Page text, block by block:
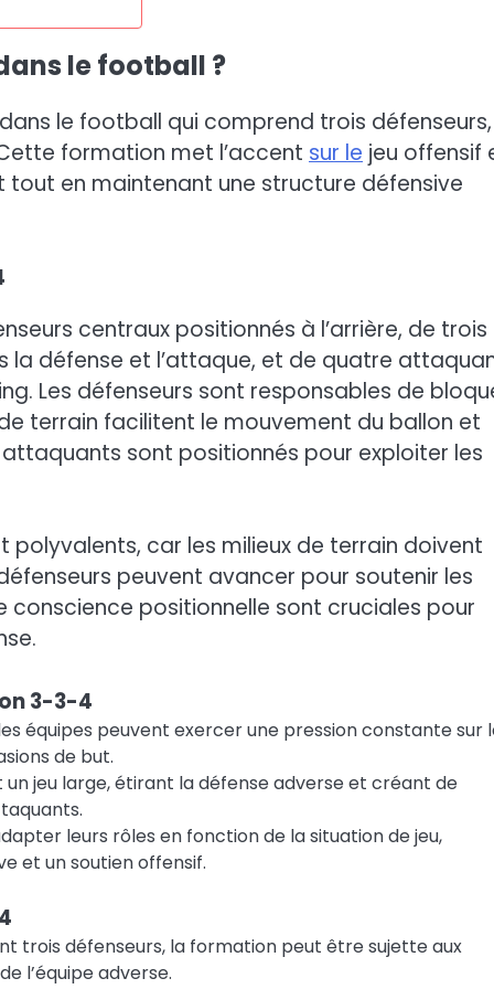
le football ?
le football qui comprend trois défenseurs,
formation met l’accent sur le jeu offensif
en maintenant une structure défensive
centraux positionnés à l’arrière, de trois
la défense et l’attaque, et de quatre
Les défenseurs sont responsables de
terrain facilitent le mouvement du ballon et
sont positionnés pour exploiter les
polyvalents, car les milieux de terrain doivent
peuvent avancer pour soutenir les
positionnelle sont cruciales pour
3-3-4
équipes peuvent exercer une pression constante sur
de but.
jeu large, étirant la défense adverse et créant de
leurs rôles en fonction de la situation de jeu,
et un soutien offensif.
trois défenseurs, la formation peut être sujette aux
l’équipe adverse.